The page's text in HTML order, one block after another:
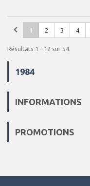
1 2 3 4
Résultats 1 - 12 sur 54.
1984
INFORMATIONS
PROMOTIONS